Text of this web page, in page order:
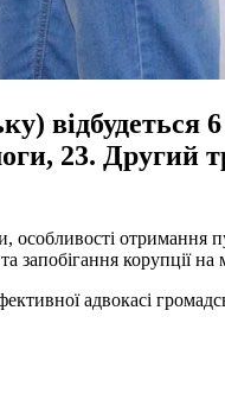
відбудеться
23. Другий
отримання
запобігання корупції на
адвокасі